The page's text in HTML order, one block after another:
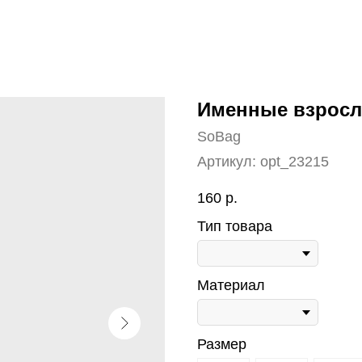
Именные
SoBag
Артикул: opt_23215
160 р.
Тип товара
Материал
Размер